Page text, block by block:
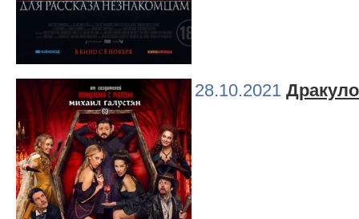
28.10.2021